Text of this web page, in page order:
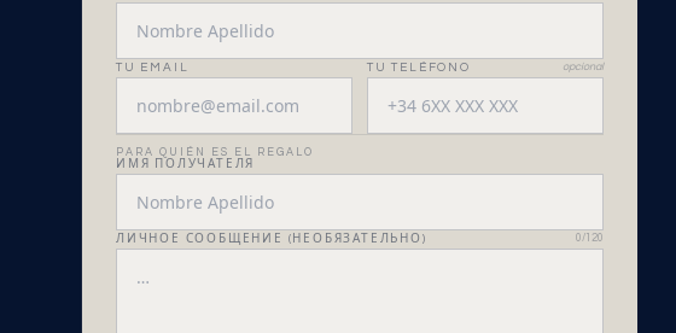
TU EMAIL TU TELÉFONO opcional
PARA QUIÉN ES EL REGALO
ИМЯ ПОЛУЧАТЕЛЯ
ЛИЧНОЕ СООБЩЕНИЕ (НЕОБЯЗАТЕЛЬНО) 0/120